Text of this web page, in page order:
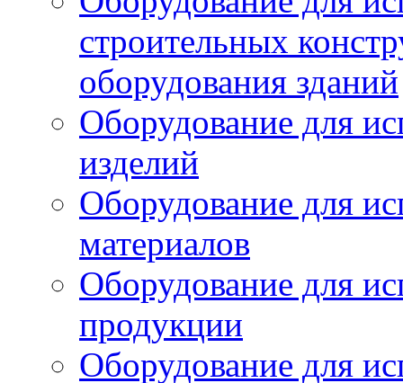
строительных
оборудования зданий
Оборудование для
изделий
Оборудование для
материалов
Оборудование для
продукции
Оборудование для